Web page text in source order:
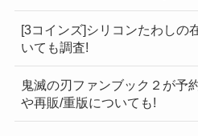
[3コインズ]シリコンたわしの
いても調査!
鬼滅の刃ファンブック２が予
や再販/重版についても!